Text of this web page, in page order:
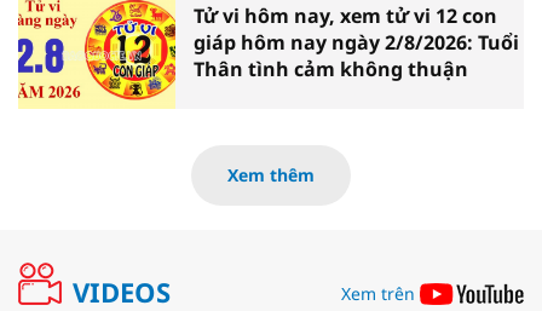
Tử vi hôm nay, xem tử vi 12 con
giáp hôm nay ngày 2/8/2026: Tuổi
Thân tình cảm không thuận
Xem thêm
VIDEOS Xem trên